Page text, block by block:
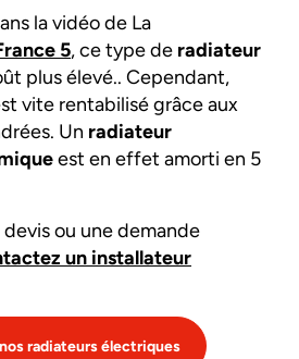
la vidéo de La
5, ce type de radiateur
plus élevé.. Cependant,
vite rentabilisé grâce aux
Un radiateur
est en effet amorti en 5
ou une demande
un installateur
radiateurs électriques